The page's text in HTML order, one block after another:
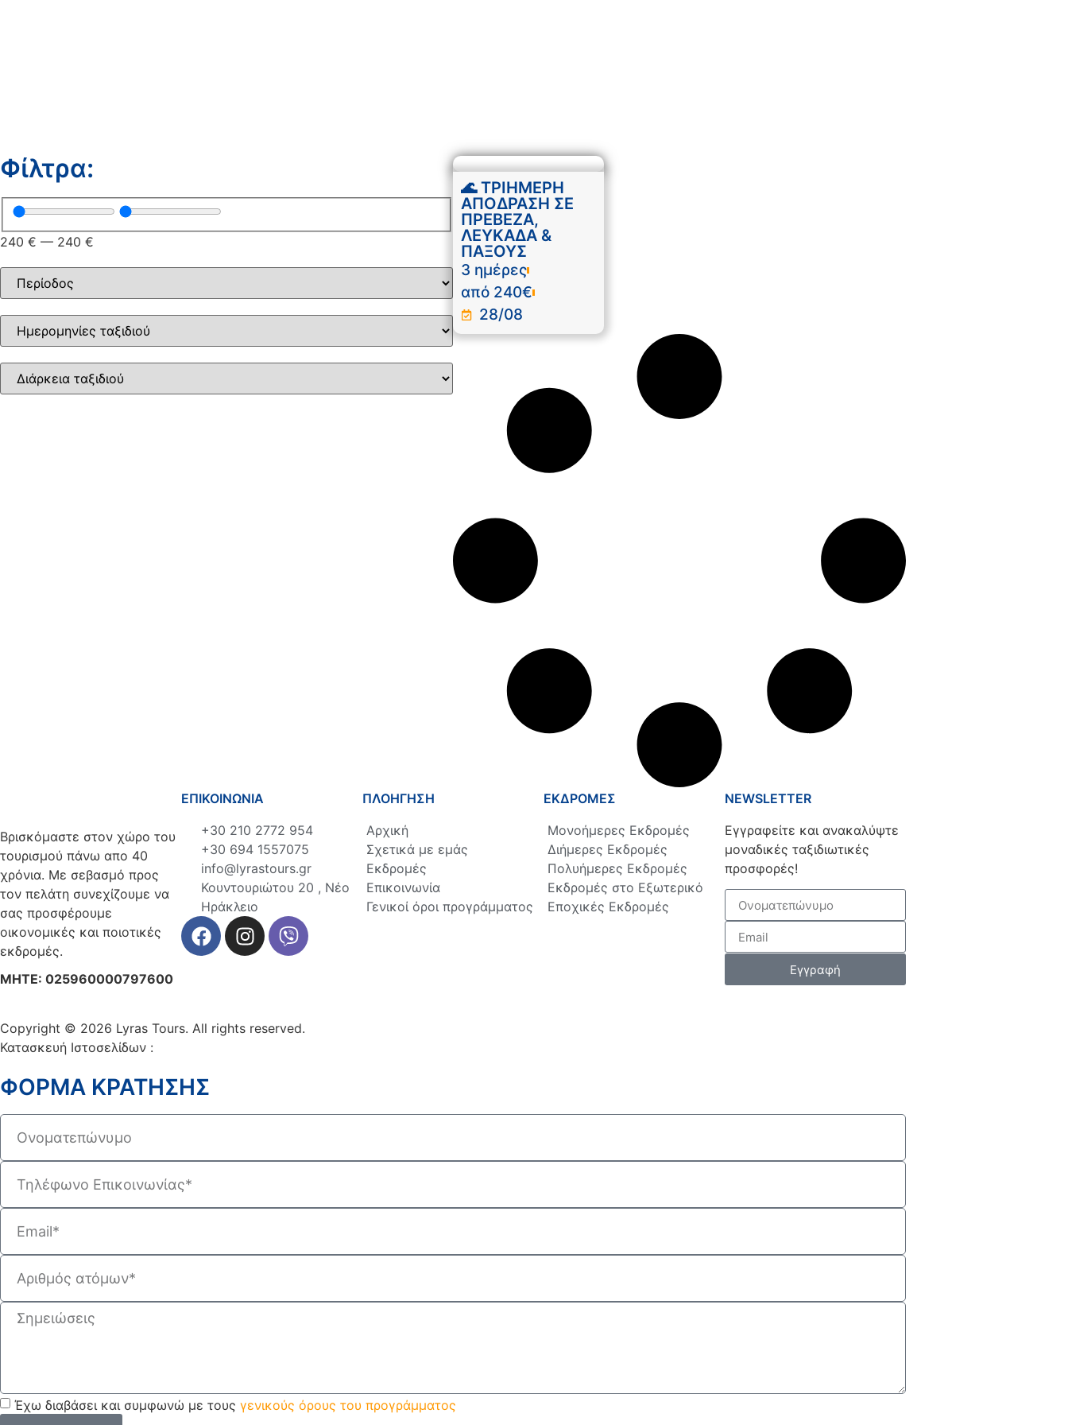
Φίλτρα:
240 € — 240 €
🌊 ΤΡΙΗΜΕΡΗ
ΑΠΟΔΡΑΣΗ ΣΕ
ΠΡΕΒΕΖΑ,
ΛΕΥΚΑΔΑ &
ΠΑΞΟΥΣ
3 ημέρες
από 240€
28/08
Βρισκόμαστε στον χώρο του
τουρισμού πάνω απο 40
χρόνια. Με σεβασμό προς
τον πελάτη συνεχίζουμε να
σας προσφέρουμε
οικονομικές και ποιοτικές
εκδρομές.
ΜΗΤΕ: 025960000797600
ΕΠΙΚΟΙΝΩΝΙΑ
+30 210 2772 954
+30 694 1557075
info@lyrastours.gr
Κουντουριώτου 20 , Νέο
Ηράκλειο
ΠΛΟΗΓΗΣΗ
Αρχική
Σχετικά με εμάς
Εκδρομές
Επικοινωνία
Γενικοί όροι προγράμματος
ΕΚΔΡΟΜΕΣ
Μονοήμερες Εκδρομές
Διήμερες Εκδρομές
Πολυήμερες Εκδρομές
Εκδρομές στο Εξωτερικό
Εποχικές Εκδρομές
NEWSLETTER
Εγγραφείτε και ανακαλύψτε
μοναδικές ταξιδιωτικές
προσφορές!
Εγγραφή
Copyright © 2026 Lyras Tours. All rights reserved.
Κατασκευή Ιστοσελίδων :
ΦΟΡΜΑ ΚΡΑΤΗΣΗΣ
Έχω διαβάσει και συμφωνώ με τους γενικούς όρους του προγράμματος